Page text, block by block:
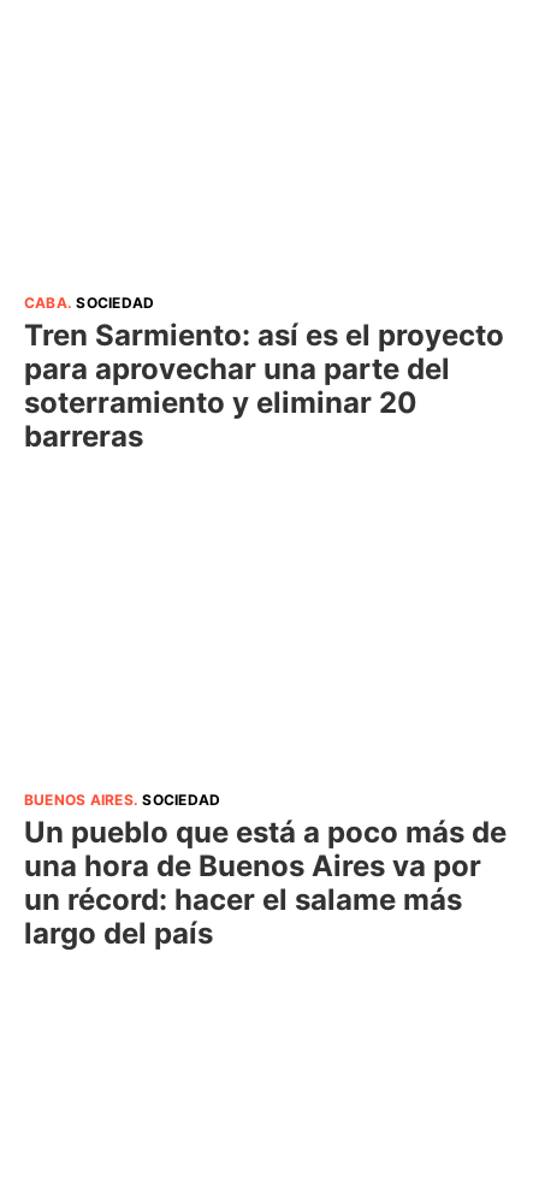
CABA.SOCIEDAD
Tren Sarmiento: así es el proyecto
para aprovechar una parte del
soterramiento y eliminar 20
barreras
BUENOS AIRES.SOCIEDAD
Un pueblo que está a poco más de
una hora de Buenos Aires va por
un récord: hacer el salame más
largo del país